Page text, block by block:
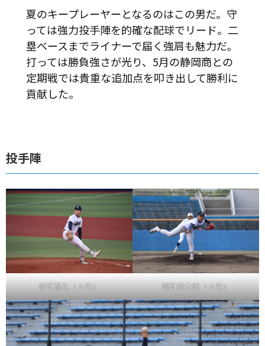
夏のキープレーヤーとなるのはこの男だ。守
っては強力投手陣を的確な配球でリード。二
塁ベースまでライナーで届く強肩も魅力だ。
打っては勝負強さが光り、5月の静岡商との
定期戦では貴重な追加点を叩き出して勝利に
貢献した。
投手陣
吉田遥孔（３年） 増田煌太朗（３年）